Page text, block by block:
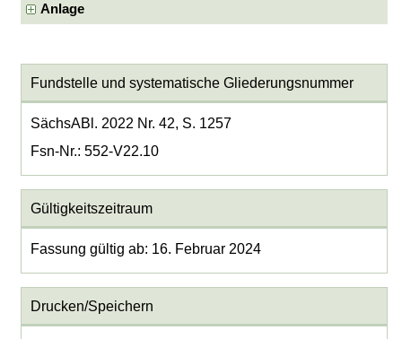
Anlage
Fundstelle und systematische Gliederungsnummer
SächsABl. 2022 Nr. 42, S. 1257
Fsn-Nr.: 552-V22.10
Gültigkeitszeitraum
Fassung gültig ab: 16. Februar 2024
Drucken/Speichern